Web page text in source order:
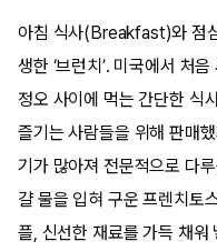
아침 식사(Breakfast)와 점
생한 ‘브런치’. 미국에서 처
정오 사이에 먹는 간단한 식
즐기는 사람들을 위해 판매
기가 많아져 전문적으로 다
걀 물을 입혀 구운 프렌치토
플, 신선한 재료를 가득 채워